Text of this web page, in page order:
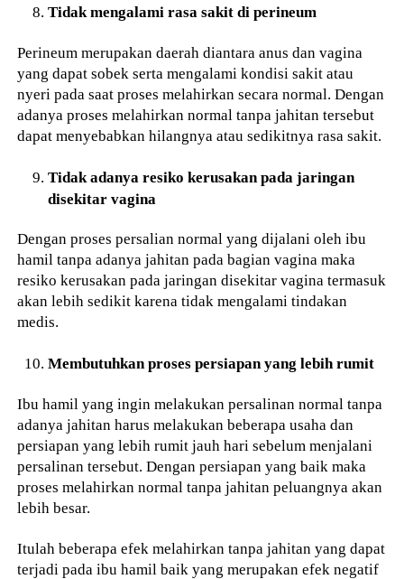
Tidak mengalami rasa sakit di perineum
Perineum merupakan daerah diantara anus dan vagina
yang dapat sobek serta mengalami kondisi sakit atau
nyeri pada saat proses melahirkan secara normal. Dengan
adanya proses melahirkan normal tanpa jahitan tersebut
dapat menyebabkan hilangnya atau sedikitnya rasa sakit.
Tidak adanya resiko kerusakan pada jaringan
disekitar vagina
Dengan proses persalian normal yang dijalani oleh ibu
hamil tanpa adanya jahitan pada bagian vagina maka
resiko kerusakan pada jaringan disekitar vagina termasuk
akan lebih sedikit karena tidak mengalami tindakan
medis.
Membutuhkan proses persiapan yang lebih rumit
Ibu hamil yang ingin melakukan persalinan normal tanpa
adanya jahitan harus melakukan beberapa usaha dan
persiapan yang lebih rumit jauh hari sebelum menjalani
persalinan tersebut. Dengan persiapan yang baik maka
proses melahirkan normal tanpa jahitan peluangnya akan
lebih besar.
Itulah beberapa efek melahirkan tanpa jahitan yang dapat
terjadi pada ibu hamil baik yang merupakan efek negatif